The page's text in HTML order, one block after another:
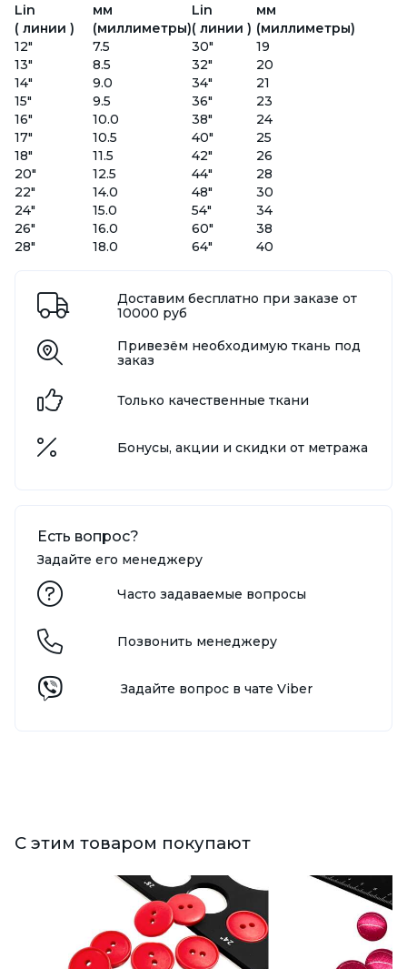
Lin
мм Lin
мм
( линии )
(миллиметры)( линии ) (миллиметры)
12"
7.5 30"
19
13"
8.5 32"
20
14"
9.0 34"
21
15"
9.5 36"
23
16"
10.0 38"
24
17"
10.5 40"
25
18"
11.5 42"
26
20"
12.5 44"
28
22"
14.0 48"
30
24"
15.0 54"
34
26"
16.0 60"
38
28"
18.0 64" 40
Доставим бесплатно при заказе от
10000 руб
Привезём необходимую ткань под
заказ
Только качественные ткани
Бонусы, акции и скидки от метража
Есть вопрос?
Задайте его менеджеру
Часто задаваемые вопросы
Позвонить менеджеру
Задайте вопрос в чате Viber
С этим товаром покупают